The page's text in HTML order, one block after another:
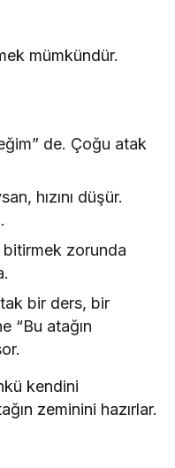
mümkündür.
de. Çoğu atak
hızını düşür.
bitirmek zorunda
bir ders, bir
“Bu atağın
kendini
zeminini hazırlar.